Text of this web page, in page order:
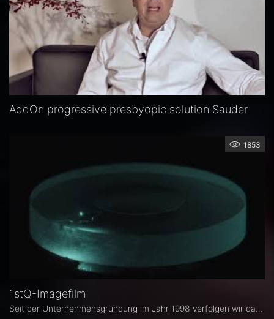
AddOn progressive presbyopic solution Sauder
1853
1stQ-Imagefilm
Seit der Unternehmensgründung im Jahr 1998 verfolgen wir das Ziel, mit unseren Produkten zur Verbesserung der Patientenversorgung beizutragen.